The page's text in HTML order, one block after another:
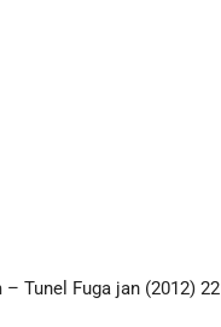
Tunel Fuga jan (2012) 22